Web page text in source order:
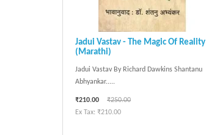
Jadui Vastav - The Magic Of Reality
(Marathi)
Jadui Vastav By Richard Dawkins Shantanu
Abhyankar.....
₹210.00
₹250.00
Ex Tax: ₹210.00